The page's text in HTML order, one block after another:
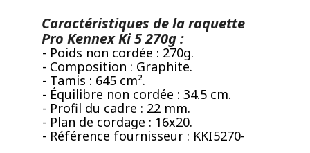
Caractéristiques de la raquette
Pro Kennex Ki 5 270g :
- Poids non cordée : 270g.
- Composition : Graphite.
- Tamis : 645 cm².
- Équilibre non cordée : 34.5 cm.
- Profil du cadre : 22 mm.
- Plan de cordage : 16x20.
- Référence fournisseur : KKI5270-